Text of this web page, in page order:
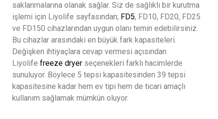
saklanmalarına olanak sağlar. Siz de sağlıklı bir kurutma
işlemi için Liyolife sayfasından; FD5, FD10, FD20, FD25
ve FD150 cihazlarından uygun olanı temin edebilirsiniz.
Bu cihazlar arasındaki en büyük fark kapasiteleri.
Değişken ihtiyaçlara cevap vermesi açısından
Liyolife freeze dryer seçenekleri farklı hacimlerde
sunuluyor. Böylece 5 tepsi kapasitesinden 39 tepsi
kapasitesine kadar hem ev tipi hem de ticari amaçlı
kullanım sağlamak mümkün oluyor.